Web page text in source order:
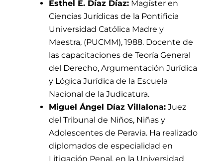
Esthel E. Díaz Díaz: Magíster en
Ciencias Jurídicas de la Pontificia
Universidad Católica Madre y
Maestra, (PUCMM), 1988. Docente de
las capacitaciones de Teoría General
del Derecho, Argumentación Jurídica
y Lógica Jurídica de la Escuela
Nacional de la Judicatura.
Miguel Ángel Díaz Villalona: Juez
del Tribunal de Niños, Niñas y
Adolescentes de Peravia. Ha realizado
diplomados de especialidad en
Litigación Penal, en la Universidad